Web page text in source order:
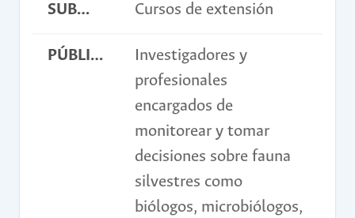
SUBMODALIDAD Cursos de extensión
PÚBLICO OBJETIVO
Investigadores y
profesionales
encargados de
monitorear y tomar
decisiones sobre fauna
silvestres como
biólogos, microbiólogos,